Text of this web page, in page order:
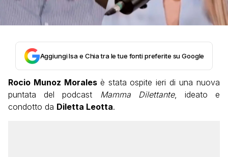
Aggiungi Isa e Chia tra le tue fonti preferite su Google
Rocio Munoz Morales è stata ospite ieri di una nuova
puntata del podcast
Mamma Dilettante, ideato e
condotto da Diletta Leotta.